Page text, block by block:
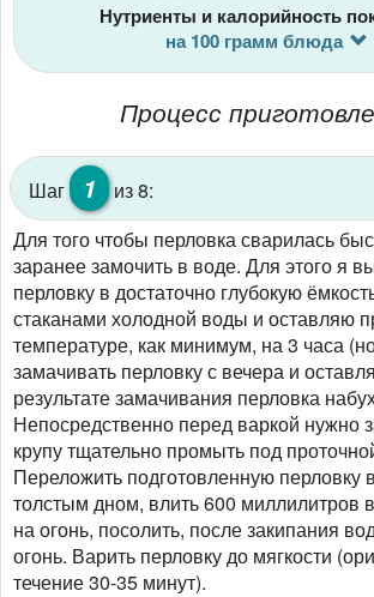
Нутриенты и калорийность
на 100 грамм блюда
Процесс
Шаг 1
из 8:
Для того чтобы перловка сварилась
заранее замочить в воде. Для этого я
перловку в достаточно глубокую
стаканами холодной воды и оставляю
температуре, как минимум, на 3 часа
замачивать перловку с вечера и
результате замачивания перловка
Непосредственно перед варкой нужно
крупу тщательно промыть под
Переложить подготовленную перловку
толстым дном, влить 600 миллилитров
на огонь, посолить, после закипания
огонь. Варить перловку до мягкости
течение 30-35 минут).